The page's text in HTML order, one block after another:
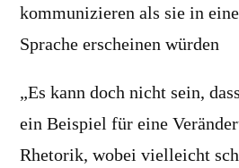
kommunizieren als sie in
Sprache erscheinen würden
„Es kann doch nicht sein,
ein Beispiel für eine
Rhetorik, wobei vielleicht